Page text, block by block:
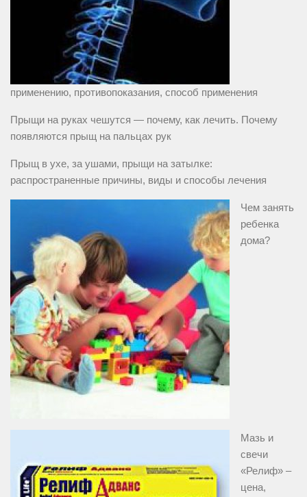
применению, противопоказания, способ применения
Прыщи на руках чешутся — почему, как лечить. Почему
появляются прыщ на пальцах рук
Прыщ в ухе, за ушами, прыщи на затылке:
распространенные причины, виды и способы лечения
Чем занять
ребенка
дома?
Мазь и
свечи
«Релиф» –
цена,